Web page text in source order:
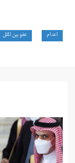
اعدام عفو بین الملل